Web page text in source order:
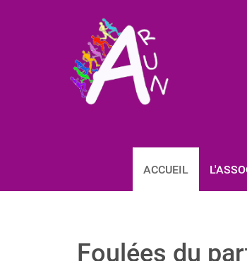
ACCUEIL
Foulées du